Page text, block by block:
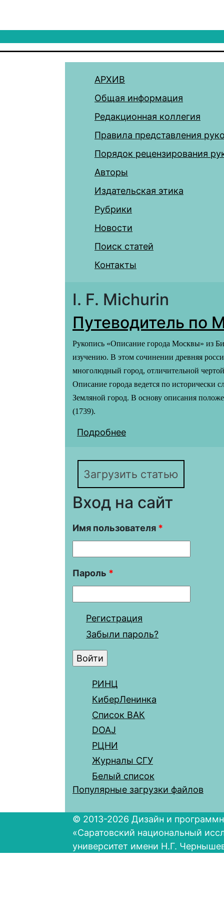
АРХИВ
Общая информация
Редакционная коллегия
Правила представления
Порядок рецензирования
Авторы
Издательская этика
Рубрики
Новости
Поиск статей
Контакты
I. F. Michurin
Путеводитель по
Рукопись «Описание города Москвы» из
изучению. В этом сочинении древняя
многолюдный город, отличительной
Описание города ведется по исторически
Земляной город. В основу описания
(1739).
Подробнее
Загрузить статью
Вход на сайт
Имя пользователя *
Пароль *
Регистрация
Забыли пароль?
РИНЦ
КиберЛенинка
Список ВАК
DOAJ
РЦНИ
Журналы СГУ
Белый список
Популярные загрузки файлов
© 2013-2026 Дизайн и
«Саратовский национальный
университет имени Н.Г.